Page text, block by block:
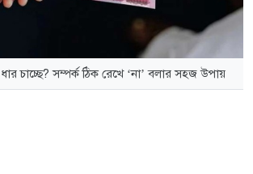
চাচ্ছে? সম্পর্ক ঠিক রেখে ‘না’ বলার সহজ উপায়